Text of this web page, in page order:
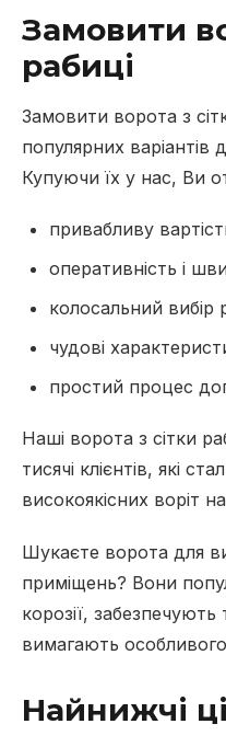
Замовити
рабиці
Замовити ворота з
популярних варіантів
Купуючи їх у нас, Ви
привабливу
оперативність і
колосальний вибір
чудові
простий процес
Наші ворота з сітки
тисячі клієнтів, які
високоякісних воріт
Шукаєте ворота для
приміщень? Вони
корозії, забезпечують
вимагають
Найнижчі